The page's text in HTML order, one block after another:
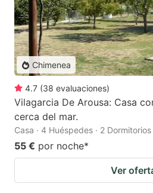
Chimenea
4.7 (38 evaluaciones)
Vilagarcia De Arousa: Casa
cerca del mar.
Casa · 4 Huéspedes · 2 Dormitorios
55 € por noche*
Ver